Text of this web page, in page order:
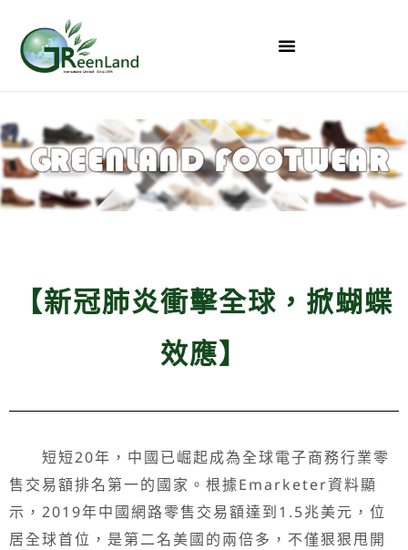
【新冠肺炎衝擊全球，掀蝴蝶
效應】
短短20年，中國已崛起成為全球電子商務行業零
售交易額排名第一的國家。根據Emarketer資料顯
示，2019年中國網路零售交易額達到1.5兆美元，位
居全球首位，是第二名美國的兩倍多，不僅狠狠甩開